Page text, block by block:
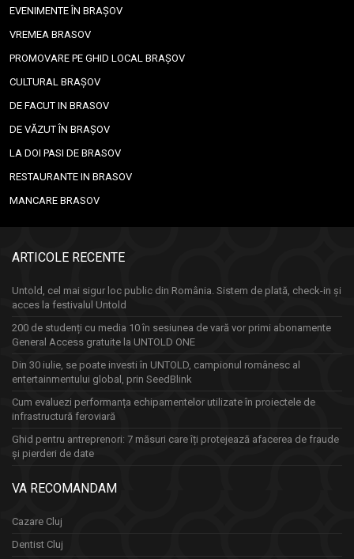
EVENIMENTE ÎN BRAȘOV
VREMEA BRASOV
PROMOVARE PE GHID LOCAL BRAȘOV
CULTURAL BRAȘOV
DE FACUT IN BRASOV
DE VĂZUT ÎN BRAȘOV
LA DOI PASI DE BRASOV
RESTAURANTE IN BRASOV
MANCARE BRASOV
ARTICOLE RECENTE
Untold, cel mai sigur loc public din România. Sistem de plată, check-in și
acces la festivalul Untold
200 de studenți cu media 10 în sesiunea de vară vor primi abonamente
General Access gratuite la UNTOLD ONE
Din 30 iulie, se poate investi în UNTOLD, campionul românesc al
entertainmentului global, prin SeedBlink
Cum evaluezi performanța echipamentelor utilizate în proiectele de
infrastructură feroviară
Ghid pentru antreprenori: 7 măsuri care îți protejează afacerea de fraude
și pierderi de date
VA RECOMANDAM
Cazare Cluj
Dentist Cluj